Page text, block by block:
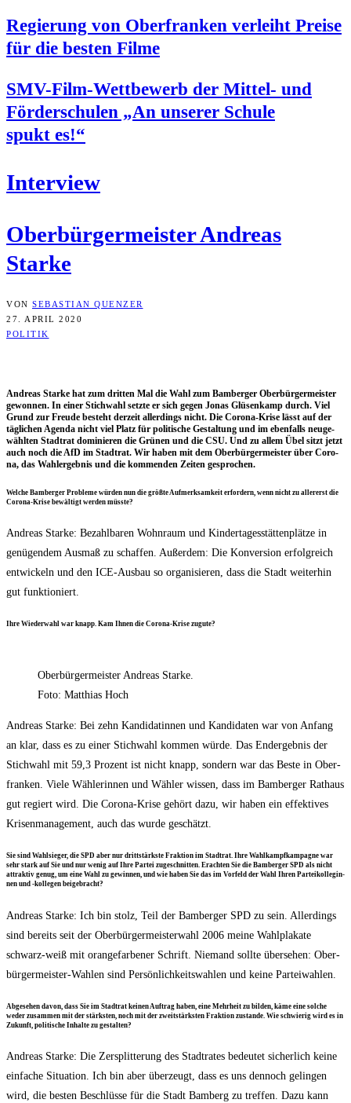
Regie­rung von Ober­fran­ken ver­leiht Prei­se
für die bes­ten Filme
SMV-Film-Wett­be­werb der Mit­tel- und
För­der­schu­len „An unse­rer Schu­le
spukt es!“
Inter­view
Ober­bür­ger­meis­ter Andre­as
Starke
VON SEBASTIAN QUENZER
27. APRIL 2020
POLITIK
Andre­as Star­ke hat zum drit­ten Mal die Wahl zum Bam­ber­ger Ober­bür­ger­meis­ter
gewon­nen. In einer Stich­wahl setz­te er sich gegen Jonas Glüsen­kamp durch. Viel
Grund zur Freu­de besteht der­zeit aller­dings nicht. Die Coro­na-Kri­se lässt auf der
täg­li­chen Agen­da nicht viel Platz für poli­ti­sche Gestal­tung und im eben­falls neu­ge­
wähl­ten Stadt­rat domi­nie­ren die Grü­nen und die CSU. Und zu allem Übel sitzt jetzt
auch noch die AfD im Stadt­rat. Wir haben mit dem Ober­bür­ger­meis­ter über Coro­
na, das Wahl­er­geb­nis und die kom­men­den Zei­ten gesprochen.
Wel­che Bam­ber­ger Pro­ble­me wür­den nun die größ­te Auf­merk­sam­keit erfor­dern, wenn nicht zu aller­erst die
Coro­na-Kri­se bewäl­tigt wer­den müsste?
Andre­as Star­ke: Bezahl­ba­ren Wohn­raum und Kin­der­ta­ges­stät­ten­plät­ze in
genü­gen­dem Aus­maß zu schaf­fen. Außer­dem: Die Kon­ver­si­on erfolg­reich
ent­wi­ckeln und den ICE-Aus­bau so orga­ni­sie­ren, dass die Stadt wei­ter­hin
gut funktioniert.
Ihre Wie­der­wahl war knapp. Kam Ihnen die Coro­na-Kri­se zugute?
Ober­bür­ger­meis­ter Andre­as Star­ke.
Foto: Mat­thi­as Hoch
Andre­as Star­ke: Bei zehn Kan­di­da­tin­nen und Kan­di­da­ten war von Anfang
an klar, dass es zu einer Stich­wahl kom­men wür­de. Das End­ergeb­nis der
Stich­wahl mit 59,3 Pro­zent ist nicht knapp, son­dern war das Bes­te in Ober­
fran­ken. Vie­le Wäh­le­rin­nen und Wäh­ler wis­sen, dass im Bam­ber­ger Rat­haus
gut regiert wird. Die Coro­na-Kri­se gehört dazu, wir haben ein effek­ti­ves
Kri­sen­ma­nage­ment, auch das wur­de geschätzt.
Sie sind Wahl­sie­ger, die SPD aber nur dritt­stärks­te Frak­ti­on im Stadt­rat. Ihre Wahl­kampf­kam­pa­gne war
sehr stark auf Sie und nur wenig auf Ihre Par­tei zuge­schnit­ten. Erach­ten Sie die Bam­ber­ger SPD als nicht
attrak­tiv genug, um eine Wahl zu gewin­nen, und wie haben Sie das im Vor­feld der Wahl Ihren Par­tei­kol­le­gin­
nen und ‑kol­le­gen beigebracht?
Andre­as Star­ke: Ich bin stolz, Teil der Bam­ber­ger SPD zu sein. Aller­dings
sind bereits seit der Ober­bür­ger­meis­ter­wahl 2006 mei­ne Wahl­pla­ka­te
schwarz-weiß mit oran­ge­far­be­ner Schrift. Nie­mand soll­te über­se­hen: Ober­
bür­ger­meis­ter-Wah­len sind Per­sön­lich­keits­wah­len und kei­ne Parteiwahlen.
Abge­se­hen davon, dass Sie im Stadt­rat kei­nen Auf­trag haben, eine Mehr­heit zu bil­den, käme eine sol­che
weder zusam­men mit der stärks­ten, noch mit der zweit­stärks­ten Frak­ti­on zustan­de. Wie schwie­rig wird es in
Zukunft, poli­ti­sche Inhal­te zu gestalten?
Andre­as Star­ke: Die Zer­split­te­rung des Stadt­ra­tes bedeu­tet sicher­lich kei­ne
ein­fa­che Situa­ti­on. Ich bin aber über­zeugt, dass es uns den­noch gelin­gen
wird, die bes­ten Beschlüs­se für die Stadt Bam­berg zu tref­fen. Dazu kann